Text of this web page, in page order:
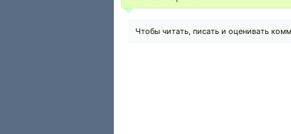
Чтобы читать, писать и оценивать